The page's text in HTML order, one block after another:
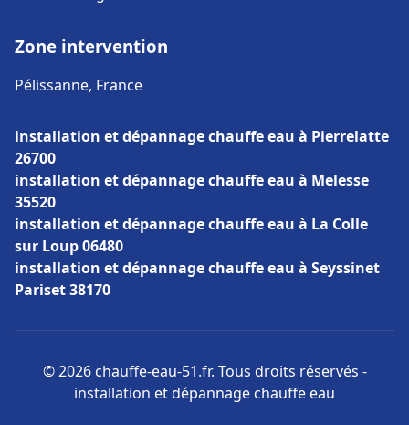
Zone intervention
Pélissanne, France
installation et dépannage chauffe eau à Pierrelatte
26700
installation et dépannage chauffe eau à Melesse
35520
installation et dépannage chauffe eau à La Colle
sur Loup 06480
installation et dépannage chauffe eau à Seyssinet
Pariset 38170
© 2026 chauffe-eau-51.fr. Tous droits réservés -
installation et dépannage chauffe eau